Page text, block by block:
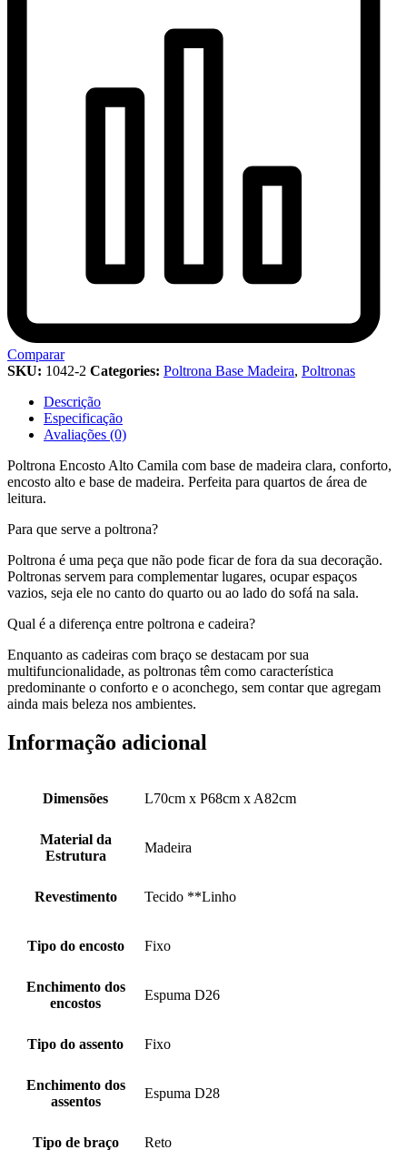
Comparar
SKU: 1042-2 Categories: Poltrona Base Madeira, Poltronas
Descrição
Especificação
Avaliações (0)
Poltrona Encosto Alto Camila com base de madeira clara, conforto,
encosto alto e base de madeira. Perfeita para quartos de área de
leitura.
Para que serve a poltrona?
Poltrona é uma peça que não pode ficar de fora da sua decoração.
Poltronas servem para complementar lugares, ocupar espaços
vazios, seja ele no canto do quarto ou ao lado do sofá na sala.
Qual é a diferença entre poltrona e cadeira?
Enquanto as cadeiras com braço se destacam por sua
multifuncionalidade, as poltronas têm como característica
predominante o conforto e o aconchego, sem contar que agregam
ainda mais beleza nos ambientes.
Informação adicional
Dimensões L70cm x P68cm x A82cm
Material da
Estrutura
Madeira
Revestimento Tecido **Linho
Tipo do encosto Fixo
Enchimento dos
encostos
Espuma D26
Tipo do assento Fixo
Enchimento dos
assentos
Espuma D28
Tipo de braço Reto